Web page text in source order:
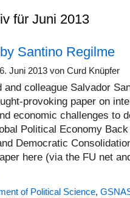
für Juni 2013
Santino Regilme
Juni 2013 von Curd Knüpfer
and colleague Salvador
provoking paper on
economic challenges to
Political Economy
Democratic
here (via the FU net
of Political Science,